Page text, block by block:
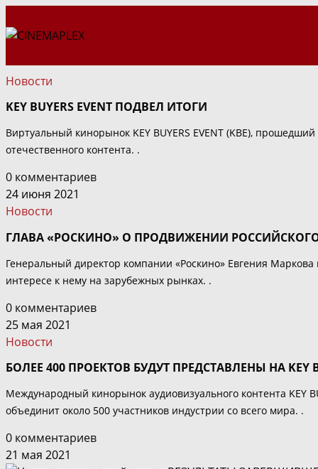
к
Новости
KEY BUYERS EVENT ПОДВЕЛ ИТОГИ
Виртуальный кинорынок KEY BUYERS EVENT (KBE),
отечественного контента. .
0 комментариев
24 июня 2021
Новости
ГЛАВА «РОСКИНО» О ПРОДВИЖЕНИИ
Генеральный директор компании «Роскино» Евгения
интересе к нему на зарубежных рынках. .
0 комментариев
25 мая 2021
Новости
БОЛЕЕ 400 ПРОЕКТОВ БУДУТ ПРЕДСТАВЛЕНЫ НА KEY
Международный кинорынок аудиовизуального контента KEY
объединит около 500 участников индустрии со всего мира. .
0 комментариев
21 мая 2021